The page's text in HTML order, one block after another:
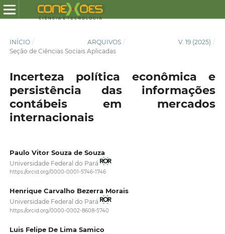
INÍCIO / ARQUIVOS / V. 19 (2025) /
Seção de Ciências Sociais Aplicadas
Incerteza política econômica e
persistência das informações
contábeis em mercados
internacionais
Paulo Vitor Souza de Souza
Universidade Federal do Pará
https://orcid.org/0000-0001-5746-1746
Henrique Carvalho Bezerra Morais
Universidade Federal do Pará
https://orcid.org/0000-0002-8608-5740
Luis Felipe De Lima Samico